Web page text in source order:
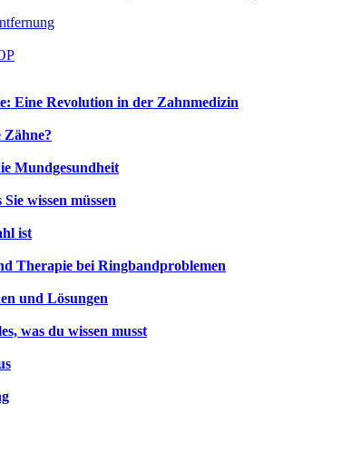
Eine Revolution in der Zahnmedizin
Mundgesundheit
wissen müssen
ist
Therapie bei Ringbandproblemen
und Lösungen
was du wissen musst